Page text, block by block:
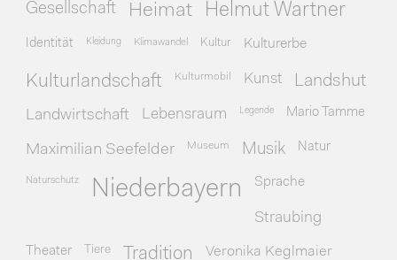
Gesellschaft Heimat Helmut Wartner
Identität Kleidung Klimawandel Kultur Kulturerbe
Kulturlandschaft Kulturmobil Kunst Landshut
Landwirtschaft Lebensraum Legende Mario Tamme
Maximilian Seefelder Museum Musik Natur
Naturschutz Niederbayern Sprache
Straubing
Theater Tiere Tradition Veronika Keglmaier